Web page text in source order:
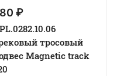
₽
тросовый
Magnetic track